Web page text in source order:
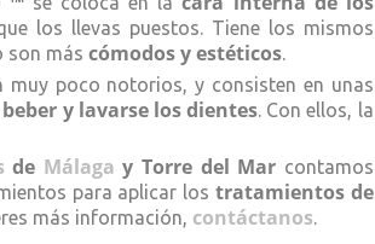
los llevas puestos. Tiene los mismos
son más cómodos y estéticos.
muy poco notorios, y consisten en unas
y lavarse los dientes. Con ellos, la
de Málaga y Torre del Mar contamos
para aplicar los tratamientos de
más información, contáctanos.